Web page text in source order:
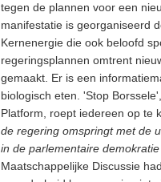
tegen de plannen voor een
manifestatie is georganiseerd
Kernenergie die ook beloofd
regeringsplannen omtrent
gemaakt. Er is een
biologisch eten. 'Stop
Platform, roept iedereen op te
de regering omspringt met de
in de parlementaire
Maatschappelijke Discussie